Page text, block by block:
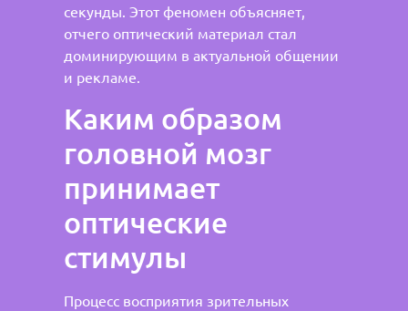
секунды. Этот феномен объясняет,
отчего оптический материал стал
доминирующим в актуальной общении
и рекламе.
Каким образом
головной мозг
принимает
оптические
стимулы
Процесс восприятия зрительных